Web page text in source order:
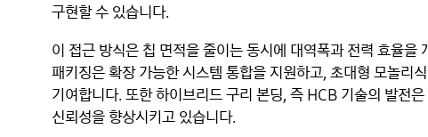
구현할 수 있습니다.
이 접근 방식은 칩 면적을 줄이는 동시에 대역폭과 전력 효율
패키징은 확장 가능한 시스템 통합을 지원하고, 초대형 모놀리
기여합니다. 또한 하이브리드 구리 본딩, 즉 HCB 기술의 발전
신뢰성을 향상시키고 있습니다.